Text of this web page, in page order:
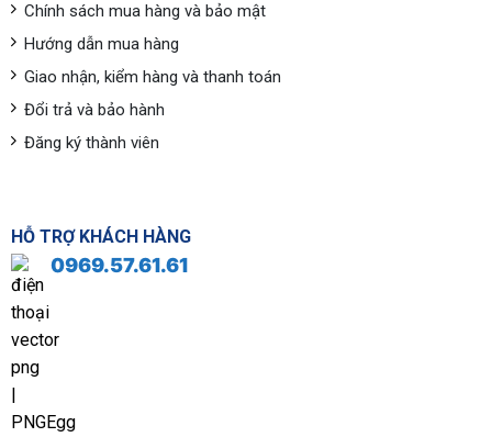
Chính sách mua hàng và bảo mật
Hướng dẫn mua hàng
Giao nhận, kiểm hàng và thanh toán
Đổi trả và bảo hành
Đăng ký thành viên
HỖ TRỢ KHÁCH HÀNG
0969.57.61.61